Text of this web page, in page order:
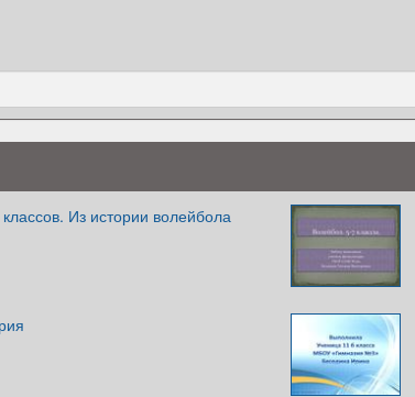
Из истории волейбола